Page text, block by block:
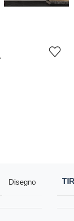
Disegno